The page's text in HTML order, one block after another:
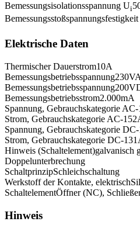
Bemessungsisolationsspannung Ui
Elektrische Daten
Thermischer Dauerstrom10A
Bemessungsbetriebsspannung230
Bemessungsbetriebsspannung200
Bemessungsbetriebsstrom2.000mA
Spannung, Gebrauchskategorie
Strom, Gebrauchskategorie AC-152
Spannung, Gebrauchskategorie
Strom, Gebrauchskategorie DC-131
Hinweis (Schaltelement)galvanisch
Doppelunterbrechung
SchaltprinzipSchleichschaltung
Werkstoff der Kontakte, elektrisch
SchaltelementÖffner (NC),
Hinweis